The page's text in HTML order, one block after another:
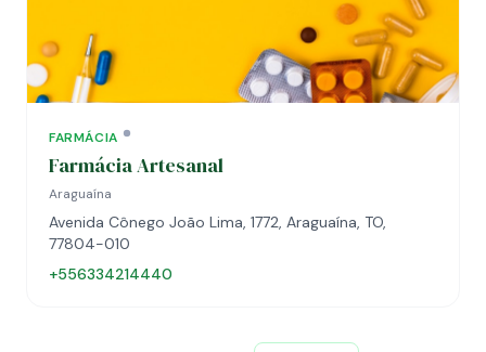
FARMÁCIA
Farmácia Artesanal
Araguaína
Avenida Cônego João Lima, 1772, Araguaína, TO,
77804-010
+556334214440